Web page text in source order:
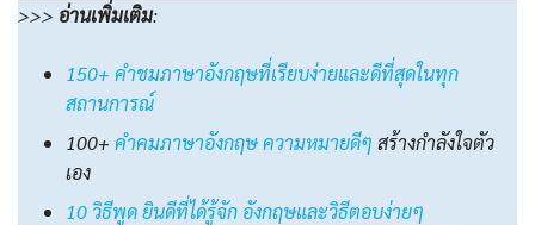
>>> อ่านเพิ่มเติม:
150+ คำชมภาษาอังกฤษที่เรียบง่ายและดีที่สุดในทุก
สถานการณ์
100+ คําคมภาษาอังกฤษ ความหมายดีๆ สร้างกำลังใจตัว
เอง
10 วิธีพูด ยินดีที่ได้รู้จัก อังกฤษและวิธีตอบง่ายๆ